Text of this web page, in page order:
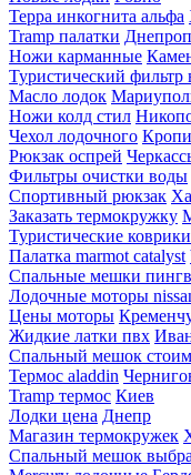
Терра инкогнита альфа
Tramp палатки
Ножи карманные
Туристический фильтр
Масло лодок
Ножи колд стил
Чехол лодочного
Рюкзак оспрей
Фильтры очистки воды
Спортивный рюкзак
Заказать термокружку
Туристические
Палатка marmot catalyst
Спальные мешки
Лодочные моторы
Цены моторы
Жидкие латки пвх
Спальный мешок
Термос aladdin
Tramp термос Киев
Лодки цена Днепр
Магазин термокружек
Спальный мешок